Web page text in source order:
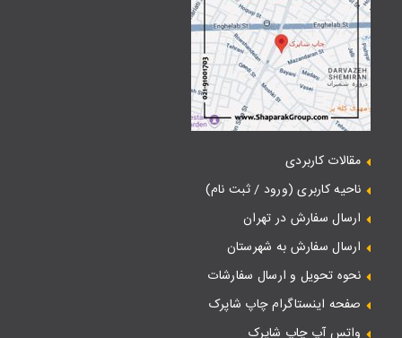
مقالات کاربردی
ناحیه کاربری (ورود / ثبت نام)
ارسال سفارش در تهران
ارسال سفارش به شهرستان
نحوه تحویل و ارسال سفارشات
صفحه اینستاگرام چاپ شاپرک
واتس آپ چاپ شاپرک